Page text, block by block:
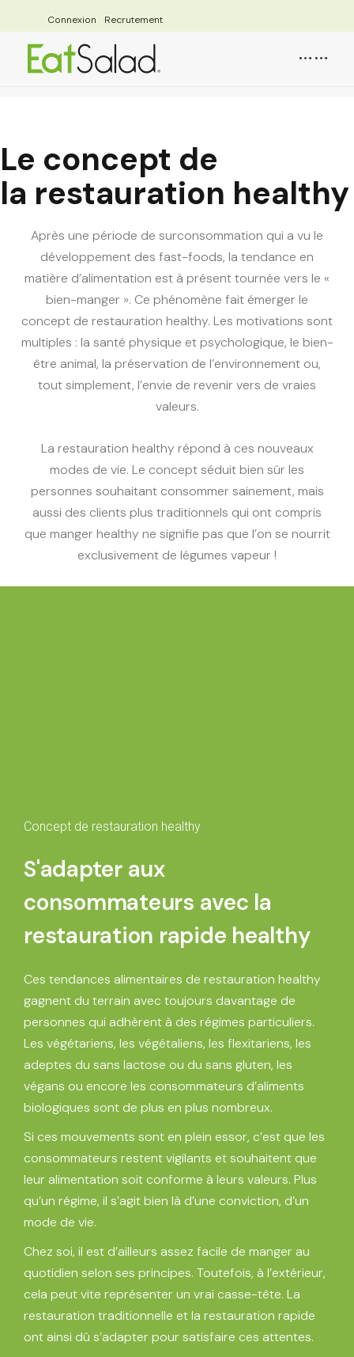
Connexion Recrutement
Le concept de
la restauration healthy
Après une période de surconsommation qui a vu le
développement des fast-foods, la tendance en
matière d’alimentation est à présent tournée vers le «
bien-manger ». Ce phénomène fait émerger le
concept de restauration healthy. Les motivations sont
multiples : la santé physique et psychologique, le bien-
être animal, la préservation de l’environnement ou,
tout simplement, l’envie de revenir vers de vraies
valeurs.
La restauration healthy répond à ces nouveaux
modes de vie. Le concept séduit bien sûr les
personnes souhaitant consommer sainement, mais
aussi des clients plus traditionnels qui ont compris
que manger healthy ne signifie pas que l’on se nourrit
exclusivement de légumes vapeur !
Concept de restauration healthy
S'adapter aux
consommateurs avec la
restauration rapide healthy
Ces tendances alimentaires de restauration healthy
gagnent du terrain avec toujours davantage de
personnes qui adhèrent à des régimes particuliers.
Les végétariens, les végétaliens, les flexitariens, les
adeptes du sans lactose ou du sans gluten, les
végans ou encore les consommateurs d’aliments
biologiques sont de plus en plus nombreux.
Si ces mouvements sont en plein essor, c’est que les
consommateurs restent vigilants et souhaitent que
leur alimentation soit conforme à leurs valeurs. Plus
qu’un régime, il s’agit bien là d’une conviction, d’un
mode de vie.
Chez soi, il est d’ailleurs assez facile de manger au
quotidien selon ses principes. Toutefois, à l’extérieur,
cela peut vite représenter un vrai casse-tête. La
restauration traditionnelle et la restauration rapide
ont ainsi dû s’adapter pour satisfaire ces attentes.